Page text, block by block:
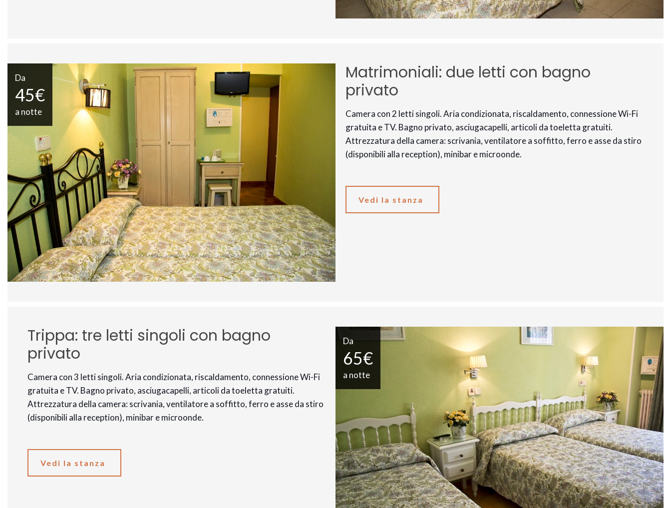
Matrimoniali: due letti con bagno
privato
Da
45€
a notte
Camera con 2 letti singoli. Aria condizionata, riscaldamento, connessione Wi-Fi
gratuita e TV. Bagno privato, asciugacapelli, articoli da toeletta gratuiti.
Attrezzatura della camera: scrivania, ventilatore a soffitto, ferro e asse da stiro
(disponibili alla reception), minibar e microonde.
Vedi la stanza
Trippa: tre letti singoli con bagno
privato
Da
65€
a notte
Camera con 3 letti singoli. Aria condizionata, riscaldamento, connessione Wi-Fi
gratuita e TV. Bagno privato, asciugacapelli, articoli da toeletta gratuiti.
Attrezzatura della camera: scrivania, ventilatore a soffitto, ferro e asse da stiro
(disponibili alla reception), minibar e microonde.
Vedi la stanza